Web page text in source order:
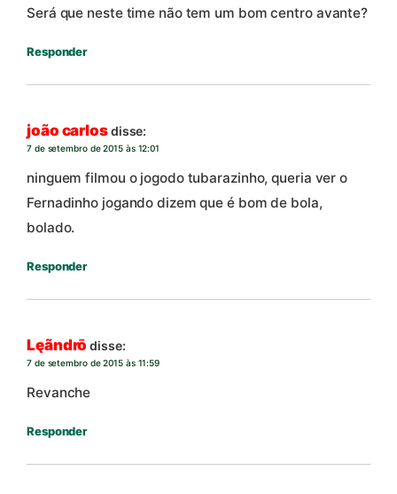
Será que neste time não tem um bom centro avante?
Responder
joão carlosdisse:
7 de setembro de 2015 às 12:01
ninguem filmou o jogodo tubarazinho, queria ver o
Fernadinho jogando dizem que é bom de bola,
bolado.
Responder
Lęãndrō disse:
7 de setembro de 2015 às 11:59
Revanche
Responder